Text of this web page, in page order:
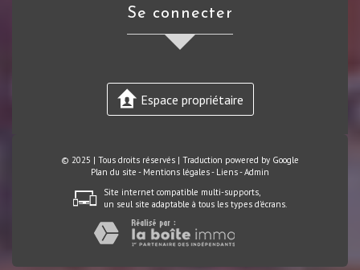
se connecter
Espace propriétaire
© 2025 | Tous droits réservés | Traduction powered by Google
Plan du site - Mentions légales- Liens-Admin
Site internet compatible multi-supports,
un seul site adaptable à tous les types d'écrans.